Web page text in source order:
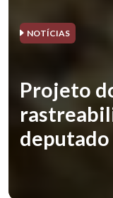
NOTÍCIAS
Projeto
deputado